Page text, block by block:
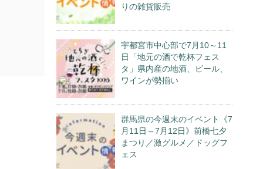
りの雑貨販売
宇都宮市中心部で7月10～11
日「地元の酒で乾杯フェス
タ」県内産の地酒、ビール、
ワインが勢揃い
群馬県の今週末のイベント《7
月11日～7月12日》前橋七夕
まつり／激グルメ／ドッグフ
ェス